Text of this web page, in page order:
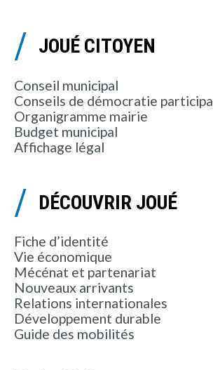
JOUÉ CITOYEN
Conseil municipal
Conseils de démocratie
Organigramme mairie
Budget municipal
Affichage légal
DÉCOUVRIR JOUÉ
Fiche d’identité
Vie économique
Mécénat et partenariat
Nouveaux arrivants
Relations internationales
Développement durable
Guide des mobilités